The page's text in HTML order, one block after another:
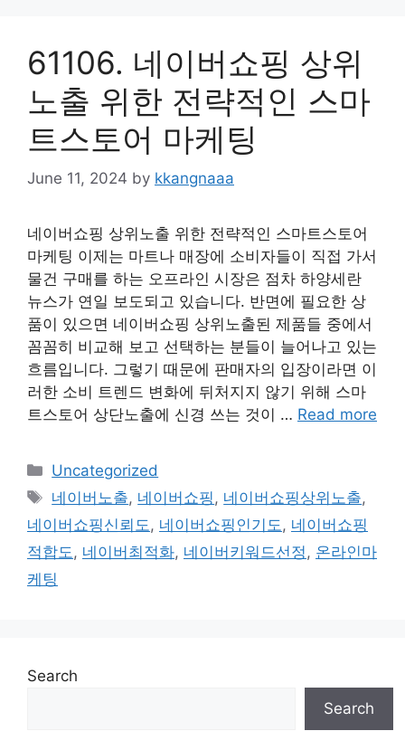
61106. 네이버쇼핑 상위
노출 위한 전략적인 스마
트스토어 마케팅
June 11, 2024 by kkangnaaa
네이버쇼핑 상위노출 위한 전략적인 스마트스토어
마케팅 이제는 마트나 매장에 소비자들이 직접 가서
물건 구매를 하는 오프라인 시장은 점차 하양세란
뉴스가 연일 보도되고 있습니다. 반면에 필요한 상
품이 있으면 네이버쇼핑 상위노출된 제품들 중에서
꼼꼼히 비교해 보고 선택하는 분들이 늘어나고 있는
흐름입니다. 그렇기 때문에 판매자의 입장이라면 이
러한 소비 트렌드 변화에 뒤처지지 않기 위해 스마
트스토어 상단노출에 신경 쓰는 것이 … Read more
Categories
Uncategorized
Tags
네이버노출, 네이버쇼핑, 네이버쇼핑상위노출,
네이버쇼핑신뢰도, 네이버쇼핑인기도, 네이버쇼핑
적합도, 네이버최적화, 네이버키워드선정, 온라인마
케팅
Search
Search